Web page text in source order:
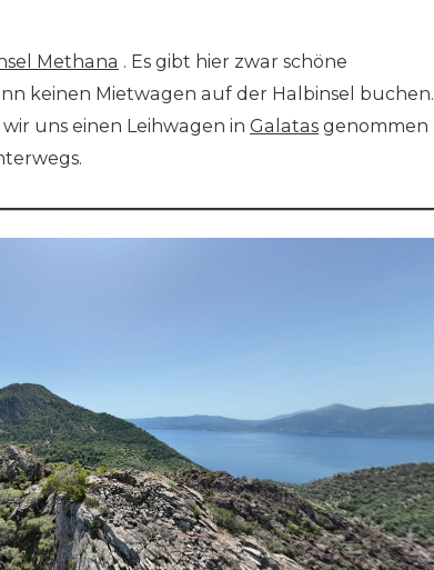
Methana . Es gibt hier zwar schöne
keinen Mietwagen auf der Halbinsel buchen.
uns einen Leihwagen in Galatas genommen